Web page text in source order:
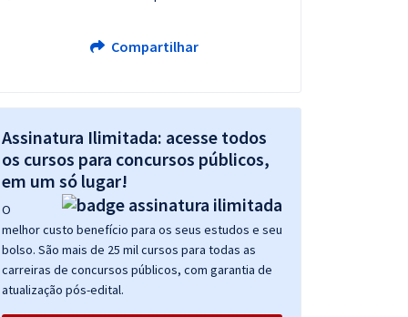
Compartilhar
Assinatura Ilimitada: acesse todos
os cursos para concursos públicos,
em um só lugar!
O
melhor custo benefício para os seus estudos e seu
bolso. São mais de 25 mil cursos para todas as
carreiras de concursos públicos, com garantia de
atualização pós-edital.